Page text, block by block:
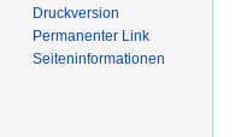
Druckversion
Permanenter Link
Seiten­informationen